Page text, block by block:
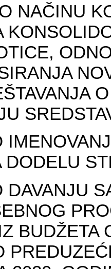
NAČINU
DODELU
DAVANJU
BUDŽETA